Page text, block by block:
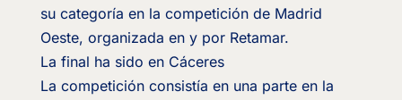
su categoría en la competición de Madrid
Oeste, organizada en y por Retamar.
La final ha sido en Cáceres
La competición consistía en una parte en la